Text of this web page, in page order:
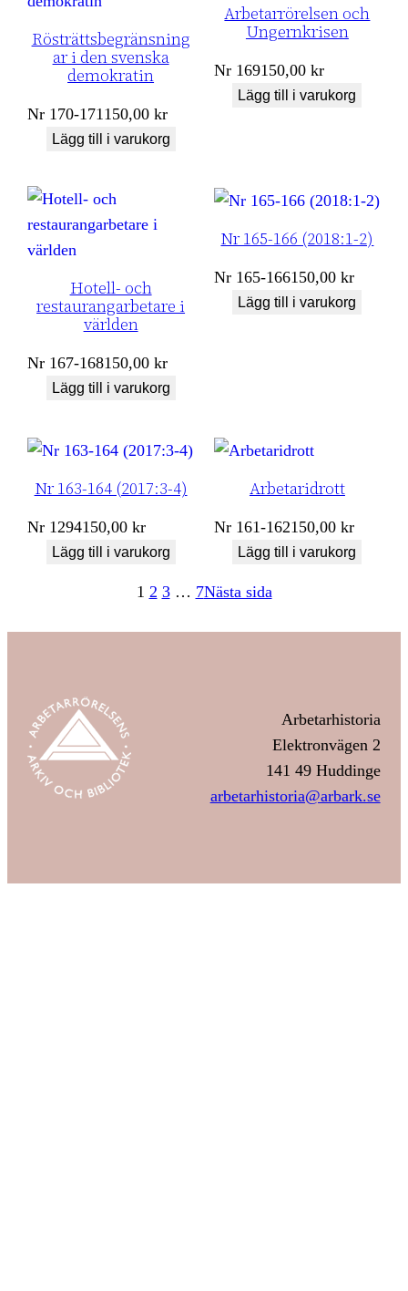
Rösträttsbegränsning
ar i den svenska
demokratin
Nr 170-171 150,00kr
Lägg till i varukorg
Arbetarrörelsen och
Ungernkrisen
Nr 169150,00kr
Lägg till i varukorg
Hotell- och
restaurangarbetare i
världen
Nr 167-168150,00kr
Lägg till i varukorg
Nr 165-166 (2018:1-2)
Nr 165-166150,00kr
Lägg till i varukorg
Nr 163-164 (2017:3-4)
Nr 1294150,00kr
Lägg till i varukorg
Arbetaridrott
Nr 161-162150,00kr
Lägg till i varukorg
1 2 3 … 7Nästa sida
Arbetarhistoria
Elektronvägen 2
141 49 Huddinge
arbetarhistoria@arbark.se